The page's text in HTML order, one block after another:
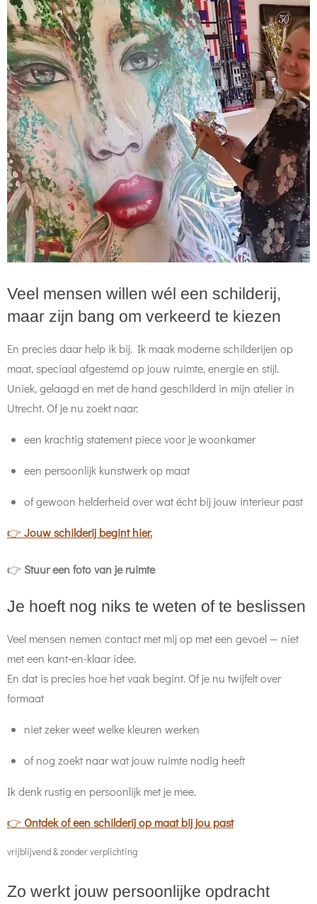
Veel mensen willen wél een schilderij,
maar zijn bang om verkeerd te kiezen
En precies daar help ik bij. Ik maak moderne schilderijen op
maat, speciaal afgestemd op jouw ruimte, energie en stijl.
Uniek, gelaagd en met de hand geschilderd in mijn atelier in
Utrecht. Of je nu zoekt naar:
een krachtig statement piece voor je woonkamer
een persoonlijk kunstwerk op maat
of gewoon helderheid over wat écht bij jouw interieur past
👉 Jouw schilderij begint hier.
👉 Stuur een foto van je ruimte
Je hoeft nog niks te weten of te beslissen
Veel mensen nemen contact met mij op met een gevoel — niet
met een kant-en-klaar idee.
En dat is precies hoe het vaak begint. Of je nu twijfelt over
formaat
niet zeker weet welke kleuren werken
of nog zoekt naar wat jouw ruimte nodig heeft
Ik denk rustig en persoonlijk met je mee.
👉 Ontdek of een schilderij op maat bij jou past
vrijblijvend & zonder verplichting
Zo werkt jouw persoonlijke opdracht